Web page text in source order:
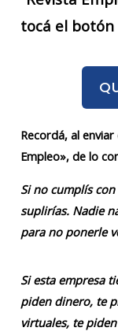
tocá el
Recordá, al
Empleo», de lo
Si no cumplís
suplirías. Nadie
para no ponerle
Si esta empresa
piden dinero, te
virtuales, te